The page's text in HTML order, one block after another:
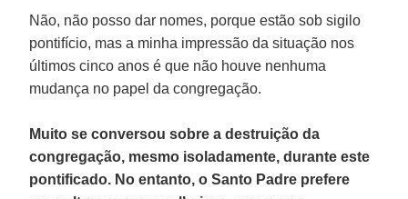
Não, não posso dar nomes, porque estão sob sigilo
pontifício, mas a minha impressão da situação nos
últimos cinco anos é que não houve nenhuma
mudança no papel da congregação.
Muito se conversou sobre a destruição da
congregação, mesmo isoladamente, durante este
pontificado. No entanto, o Santo Padre prefere